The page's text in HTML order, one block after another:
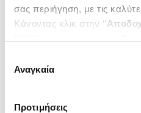
σας περιήγηση, με τις
Κάνοντας κλικ στην ‘’
ενδιαφέρουν και να
΄΄και
συγκατάθεσης
Αναγκαία
Προτιμήσεις